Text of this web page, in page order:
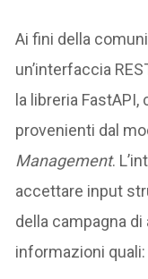
Ai fini della
un’interfaccia
la libreria
provenienti dal
Management.
accettare input
della campagna
informazioni quali: